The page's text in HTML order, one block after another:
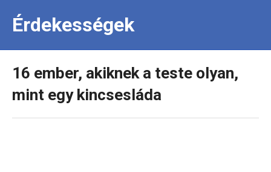
Érdekességek
16 ember, akiknek a teste olyan,
mint egy kincsesláda